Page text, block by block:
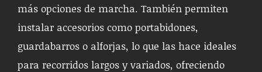
más opciones de marcha. También permiten
instalar accesorios como portabidones,
guardabarros o alforjas, lo que las hace ideales
para recorridos largos y variados, ofreciendo